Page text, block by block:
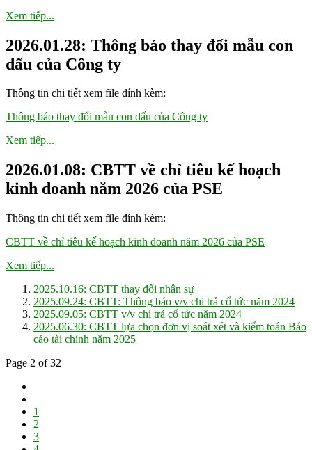
Xem tiếp...
2026.01.28: Thông báo thay đổi mẫu con
dấu của Công ty
Thông tin chi tiết xem file đính kèm:
Thông báo thay đổi mẫu con dấu của Công ty
Xem tiếp...
2026.01.08: CBTT về chỉ tiêu kế hoạch
kinh doanh năm 2026 của PSE
Thông tin chi tiết xem file đính kèm:
CBTT về chỉ tiêu kế hoạch kinh doanh năm 2026 của PSE
Xem tiếp...
2025.10.16: CBTT thay đổi nhân sự
2025.09.24: CBTT: Thông báo v/v chi trả cổ tức năm 2024
2025.09.05: CBTT v/v chi trả cổ tức năm 2024
2025.06.30: CBTT lựa chọn đơn vị soát xét và kiểm toán Báo
cáo tài chính năm 2025
Page 2 of 32
1
2
3